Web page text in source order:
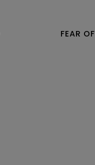
FEAR